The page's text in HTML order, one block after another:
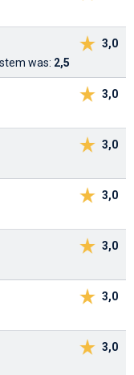
3,0
was: 2,5
3,0
3,0
3,0
3,0
3,0
3,0